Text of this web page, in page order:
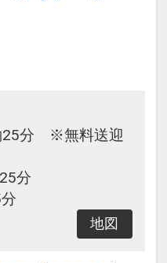
25分 ※無料送迎
分
地図